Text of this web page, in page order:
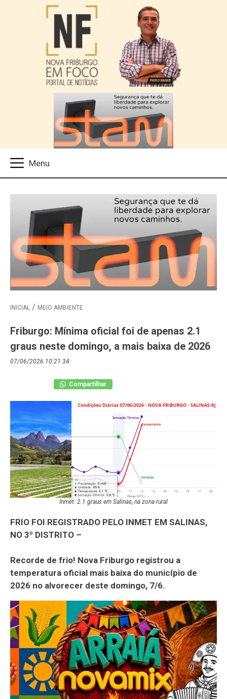
INICIAL MEIO AMBIENTE
Friburgo: Mínima oficial foi de apenas 2.1
graus neste domingo, a mais baixa de 2026
07/06/2026 10:21:34
Compartilhar
Inmet: 2.1 graus em Salinas, na zona rural
FRIO FOI REGISTRADO PELO INMET EM SALINAS,
NO 3º DISTRITO –
Recorde de frio! Nova Friburgo registrou a
temperatura oficial mais baixa do município de
2026 no alvorecer deste domingo, 7/6.